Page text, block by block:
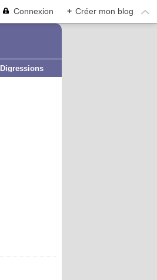
Connexion + Créer mon blog
Digressions